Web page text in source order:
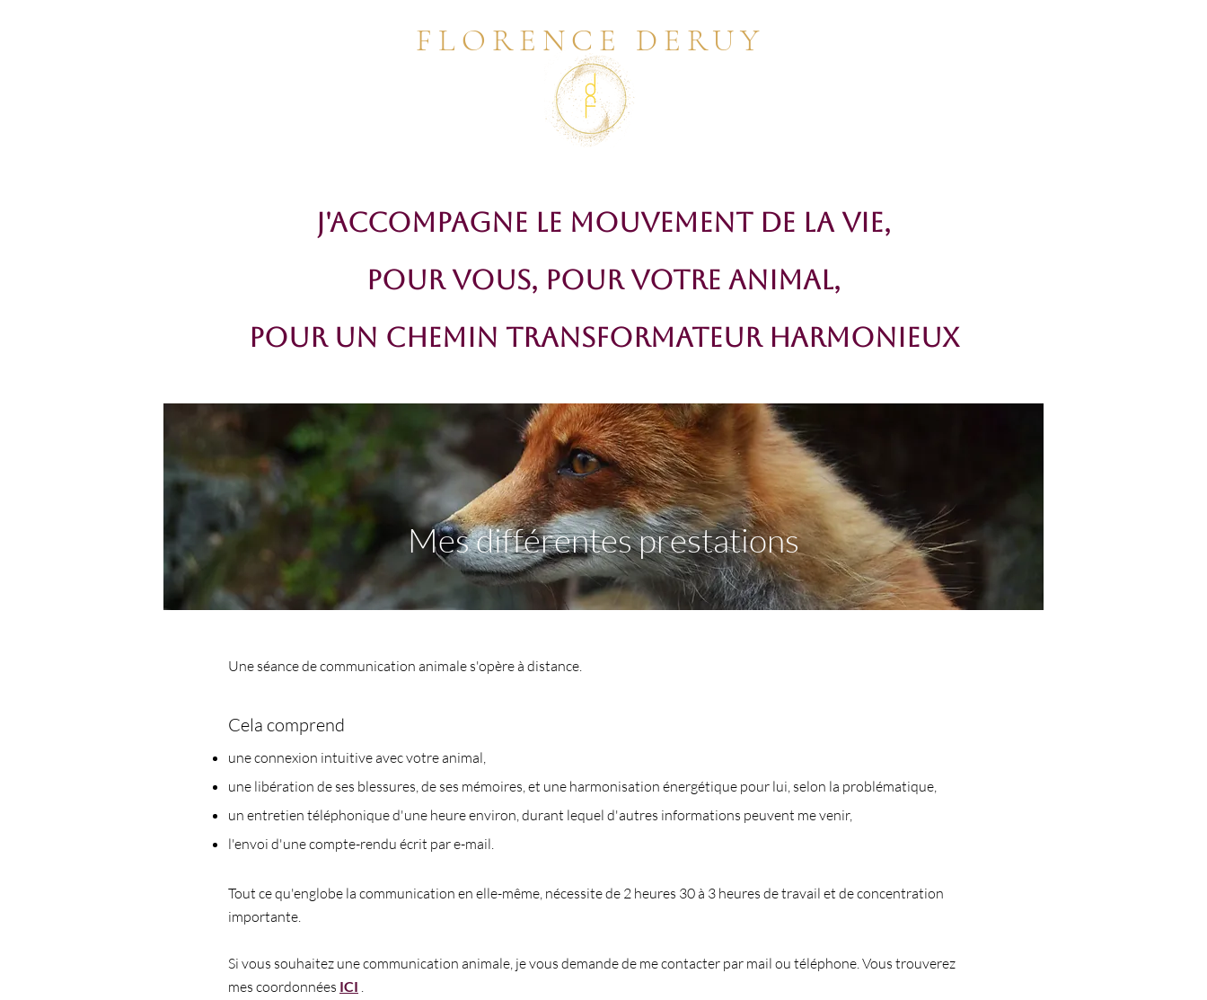
FLORENCE DERUY
J'Accompagne le mouvement de la Vie,
POUR Vous, POUR votre Animal,
Pour un Chemin transformateur harmonieuX
Mes différentes prestations
Une séance de communication animale s'opère à distance.
Cela comprend
une connexion intuitive avec votre animal,
une libération de ses blessures, de ses mémoires, et une harmonisation énergétique pour lui, selon la problématique,
un entretien téléphonique d'une heure environ, durant lequel d'autres informations peuvent me venir,
l'envoi d'une compte-rendu écrit par e-mail.
Tout ce qu'englobe la communication en elle-même, nécessite de 2 heures 30 à 3 heures de travail et de concentration
importante.
Si vous souhaitez une communication animale, je vous demande de me contacter par mail ou téléphone. Vous trouverez
mes coordonnées ICI .